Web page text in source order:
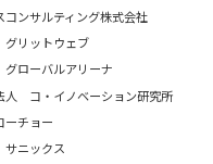
コンサルティング株式会社
リットウェブ
ローバルアリーナ
人 コ・イノベーション研究所
ーチョー
ニックス